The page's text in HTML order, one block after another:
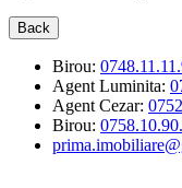
Back
Birou:
Agent Luminita:
Agent Cezar:
Birou: